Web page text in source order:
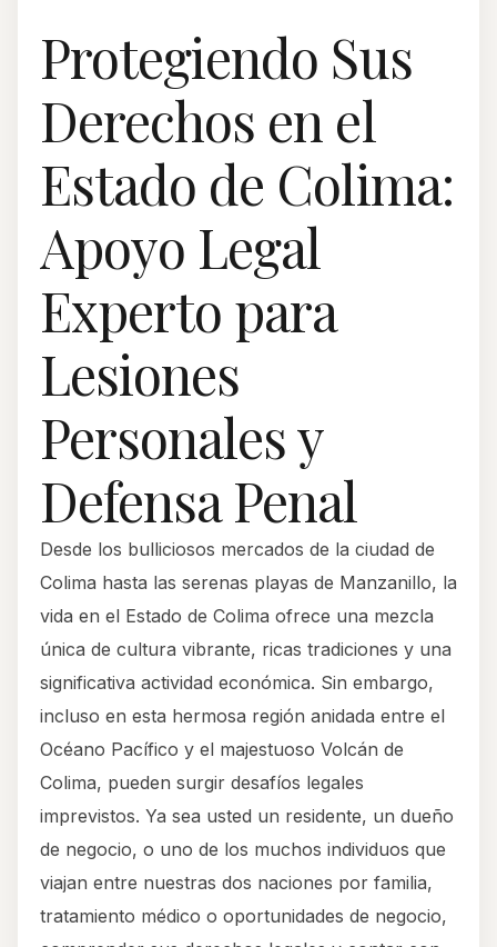
Protegiendo Sus
Derechos en el
Estado de Colima:
Apoyo Legal
Experto para
Lesiones
Personales y
Defensa Penal
Desde los bulliciosos mercados de la ciudad de
Colima hasta las serenas playas de Manzanillo, la
vida en el Estado de Colima ofrece una mezcla
única de cultura vibrante, ricas tradiciones y una
significativa actividad económica. Sin embargo,
incluso en esta hermosa región anidada entre el
Océano Pacífico y el majestuoso Volcán de
Colima, pueden surgir desafíos legales
imprevistos. Ya sea usted un residente, un dueño
de negocio, o uno de los muchos individuos que
viajan entre nuestras dos naciones por familia,
tratamiento médico o oportunidades de negocio,